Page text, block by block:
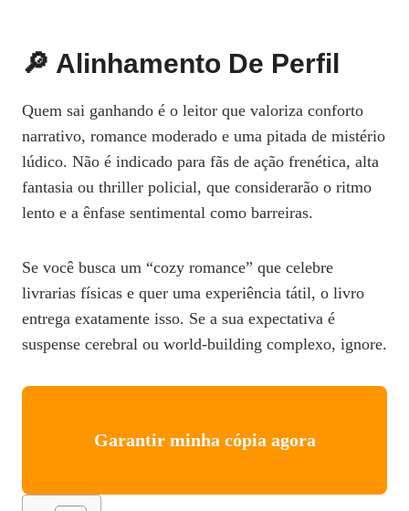
🔎 Alinhamento De Perfil
Quem sai ganhando é o leitor que valoriza conforto
narrativo, romance moderado e uma pitada de mistério
lúdico. Não é indicado para fãs de ação frenética, alta
fantasia ou thriller policial, que considerarão o ritmo
lento e a ênfase sentimental como barreiras.
Se você busca um “cozy romance” que celebre
livrarias físicas e quer uma experiência tátil, o livro
entrega exatamente isso. Se a sua expectativa é
suspense cerebral ou world‑building complexo, ignore.
Garantir minha cópia agora